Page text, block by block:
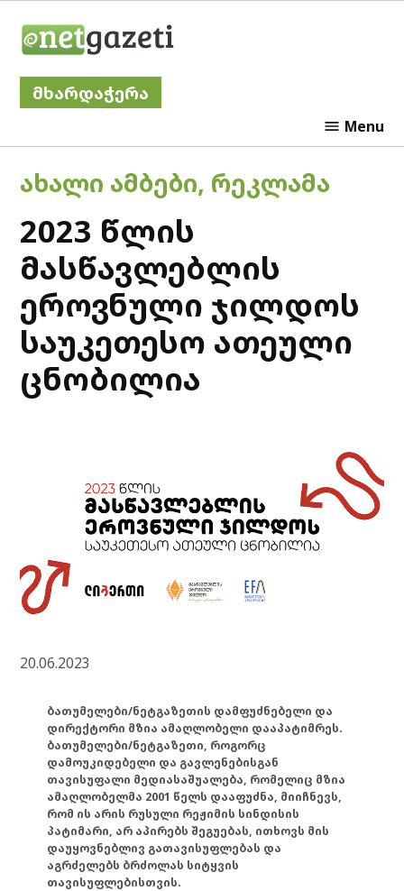
მხარდაჭერა
Menu
POSTED
ᲐᲮᲐᲚᲘ ᲐᲛᲑᲔᲑᲘ, ᲠᲔᲙᲚᲐᲛᲐ
2023 წლის
მასწავლებლის
ეროვნული ჯილდოს
საუკეთესო ათეული
ცნობილია
20.06.2023
ბათუმელები/ნეტგაზეთის დამფუძნებელი და
დირექტორი მზია ამაღლობელი დააპატიმრეს.
ბათუმელები/ნეტგაზეთი, როგორც
დამოუკიდებელი და გავლენებისგან
თავისუფალი მედიასაშუალება, რომელიც მზია
ამაღლობელმა 2001 წელს დააფუძნა, მიიჩნევს,
რომ ის არის რუსული რეჟიმის სინდისის
პატიმარი, არ აპირებს შეგუებას, ითხოვს მის
დაუყოვნებლივ გათავისუფლებას და
აგრძელებს ბრძოლას სიტყვის
თავისუფლებისთვის.